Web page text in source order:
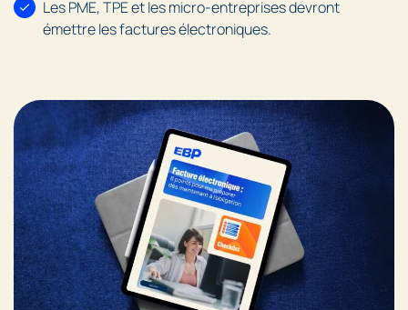
Les PME, TPE et les micro-entreprises devront
émettre les factures électroniques.